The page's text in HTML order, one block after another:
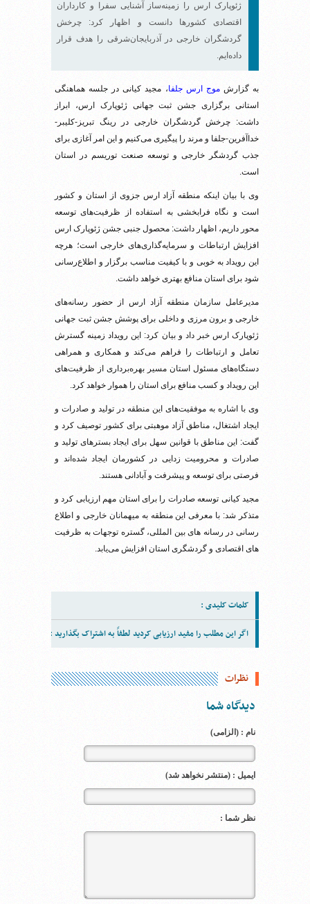
ژئوپارک ارس را زمینه‌ساز آشنایی سفرا و کارداران
اقتصادی کشورها دانست و اظهار کرد: چرخش
گردشگران خارجی در آذربایجان‌شرقی را هدف قرار
داده‌ایم.‌
به گزارشموج ارس جلفا، مجید کیانی در جلسه هماهنگی
استانی برگزاری جشن ثبت جهانی ژئوپارک ارس، ابراز
داشت: چرخش گردشگران خارجی در رینگ تبریز-کلیبر-
خداآفرین-جلفا و مرند را پیگیری می‌کنیم و این امر آغازی برای
جذب گردشگر خارجی و توسعه صنعت توریسم در استان
است.‌
وی با بیان اینکه منطقه آزاد ارس جزوی از استان و کشور
است و نگاه فرابخشی به استفاده از ظرفیت‌های توسعه
محور داریم، اظهار داشت: محصول جنبی جشن ژئوپارک ارس
افزایش ارتباطات و سرمایه‌گذاری‌های خارجی است؛ هرچه
این رویداد به خوبی و با کیفیت مناسب برگزار و اطلاع‌رسانی
شود برای استان منافع بهتری خواهد داشت.‌
مدیرعامل سازمان منطقه آزاد ارس از حضور رسانه‌های
خارجی و برون مرزی و داخلی برای پوشش جشن ثبت جهانی
ژئوپارک ارس خبر داد و بیان کرد: این رویداد زمینه گسترش
تعامل و ارتباطات را فراهم می‌کند و همکاری و همراهی
دستگاه‌های مسئول استان مسیر بهره‌برداری از ظرفیت‌های
این رویداد و کسب منافع برای استان را هموار خواهد کرد.‌
وی با اشاره به موفقیت‌های این منطقه در تولید و صادرات و
ایجاد اشتغال، مناطق آزاد موهبتی برای کشور توصیف کرد و
گفت: این مناطق با قوانین سهل برای ایجاد بسترهای تولید و
صادرات و محرومیت زدایی در کشورمان ایجاد شده‌اند و
فرصتی برای توسعه و پیشرفت و آبادانی هستند.‌
مجید کیانی توسعه صادرات را برای استان مهم ارزیابی کرد و
متذکر شد: با معرفی این منطقه به میهمانان خارجی و اطلاع
رسانی در رسانه های بین المللی، گستره توجهات به ظرفیت
های اقتصادی و گردشگری استان افزایش می‌یابد.
کلمات کلیدی :
اگر این مطلب را مفید ارزیابی کردید لطفاً به اشتراک بگذارید :
نظرات
دیدگاه شما
نام : (الزامی)
ایمیل : (منتشر نخواهد شد)
نظر شما :